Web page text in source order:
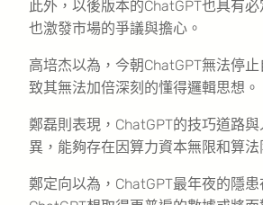
此外，以後版本的ChatGPT也具有
也激發市場的爭議與擔心。
高培杰以為，今朝ChatGPT無法停
致其無法加倍深刻的懂得邏輯思想。
鄭磊則表現，ChatGPT的技巧道路
異，能夠存在因算力資本無限和算法
鄭定向以為，ChatGPT最年夜的隱患